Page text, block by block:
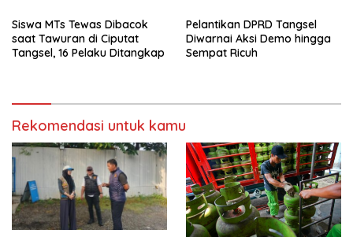
Siswa MTs Tewas Dibacok
saat Tawuran di Ciputat
Tangsel, 16 Pelaku Ditangkap
Pelantikan DPRD Tangsel
Diwarnai Aksi Demo hingga
Sempat Ricuh
Rekomendasi untuk kamu